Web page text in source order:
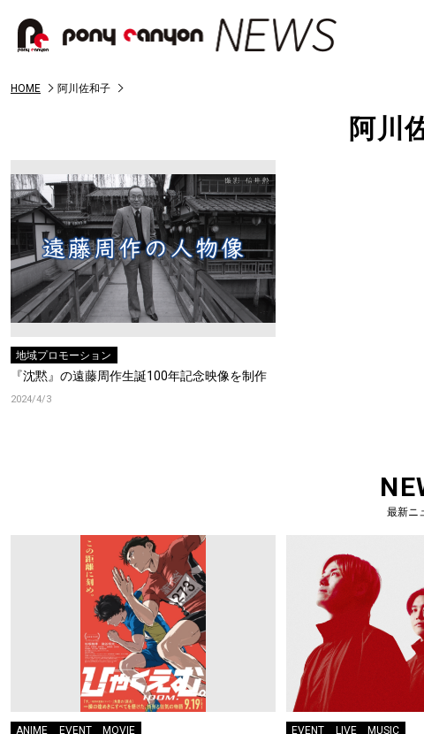
HOME 阿川佐和子
阿川
地域プロモーション
『沈黙』の遠藤周作生誕100年記念映像を制作
2024/4/3
最新ニ
ANIME EVENT MOVIE EVENT LIVE MUSIC